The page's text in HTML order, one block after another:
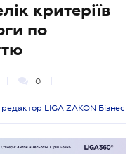
критеріїв
по
0
LIGA ZAKON Бізнес